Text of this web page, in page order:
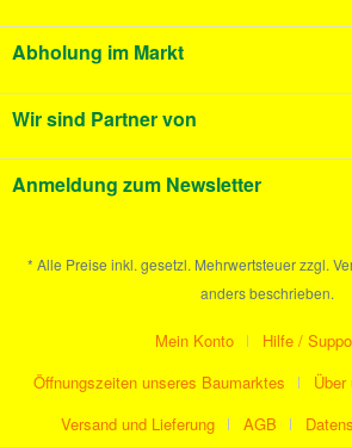
Abholung im Markt
Wir sind Partner von
Anmeldung zum Newsletter
* Alle Preise inkl. gesetzl. Mehrwertsteuer zzgl.
anders beschrieben.
Mein Konto
Hilfe /
Öffnungszeiten unseres Baumarktes
Über
Versand und Lieferung
AGB